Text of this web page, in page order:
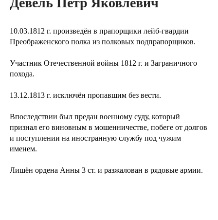
10.03.1812 г. произведён в прапорщики лейб-гвардии
Преображенского полка из полковых подпрапорщиков.
Участник Отечественной войны 1812 г. и Заграничного
похода.
13.12.1813 г. исключён пропавшим без вести.
Впоследствии был предан военному суду, который
признал его виновным в мошенничестве, побеге от долгов
и поступлении на иностранную службу под чужим
именем.
Лишён ордена Анны 3 ст. и разжалован в рядовые армии.